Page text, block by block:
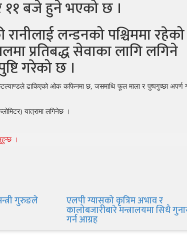
११ बजे हुने भएको छ ।
लन्डनको पश्चिममा रहेको
प्रतिबद्ध सेवाका लागि लगिने
गरेको छ ।
ढाकिएको ओक कफिनमा छ, जसमाथि फूल माला र पुष्पगुच्छा अपर्ण
यात्रामा लगिनेछ ।
।
गुरुङले एलपी ग्यासको कृत्रिम अभाव र
कालोबजारीबारे मन्त्रालयमा सिधै
गर्न आग्रह